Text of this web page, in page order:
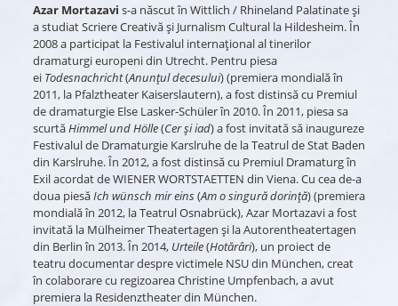
Azar Mortazavi s-a născut în Wittlich / Rhineland Palatinate și
a studiat Scriere Creativă și Jurnalism Cultural la Hildesheim. În
2008 a participat la Festivalul internațional al tinerilor
dramaturgi europeni din Utrecht. Pentru piesa
ei Todesnachricht(Anunțul decesului) (premiera mondială în
2011, la Pfalztheater Kaiserslautern), a fost distinsă cu Premiul
de dramaturgie Else Lasker-Schüler în 2010. În 2011, piesa sa
scurtăHimmel und Hölle(Cer și iad) a fost invitată să inaugureze
Festivalul de Dramaturgie Karslruhe de la Teatrul de Stat Baden
din Karslruhe. În 2012, a fost distinsă cu Premiul Dramaturg în
Exil acordat de WIENER WORTSTAETTEN din Viena. Cu cea de-a
doua piesăIch wünsch mir eins(Am o singură dorință) (premiera
mondială în 2012, la Teatrul Osnabrück), Azar Mortazavi a fost
invitată la Mülheimer Theatertagen și la Autorentheatertagen
din Berlin în 2013. În 2014, Urteile(Hotărâri), un proiect de
teatru documentar despre victimele NSU din München, creat
în colaborare cu regizoarea Christine Umpfenbach, a avut
premiera la Residenztheater din München.